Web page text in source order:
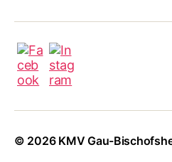
© 2026 KMV Gau-